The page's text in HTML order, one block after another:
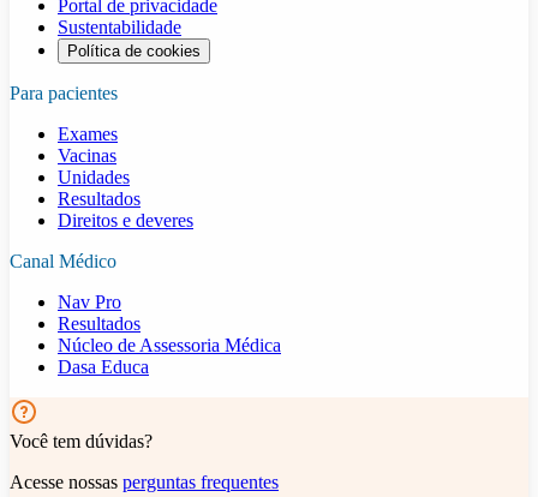
Portal de privacidade
Sustentabilidade
Política de cookies
Para pacientes
Exames
Vacinas
Unidades
Resultados
Direitos e deveres
Canal Médico
Nav Pro
Resultados
Núcleo de Assessoria Médica
Dasa Educa
Você tem dúvidas?
Acesse nossas perguntas frequentes